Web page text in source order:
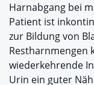
Harnabgang bei
Patient ist
zur Bildung von
Restharnmengen
wiederkehrende
Urin ein guter